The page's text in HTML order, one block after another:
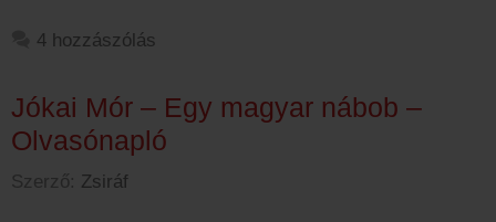
4 hozzászólás
Jókai Mór – Egy magyar nábob –
Olvasónapló
Szerző: Zsiráf